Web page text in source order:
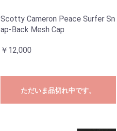
Scotty Cameron Peace Surfer Sn
ap-Back Mesh Cap
￥12,000
ただいま品切れ中です。